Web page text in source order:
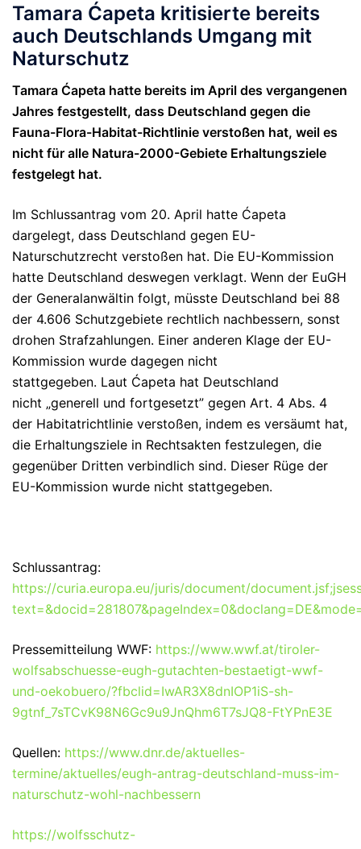
Tamara Ćapeta kritisierte bereits
auch Deutschlands Umgang mit
Naturschutz
Tamara Ćapeta hatte bereits im April des vergangenen
Jahres festgestellt, dass Deutschland gegen die
Fauna-Flora-Habitat-Richtlinie verstoßen hat, weil es
nicht für alle Natura-2000-Gebiete Erhaltungsziele
festgelegt hat.
Im Schlussantrag vom 20. April hatte Ćapeta
dargelegt, dass Deutschland gegen EU-
Naturschutzrecht verstoßen hat. Die EU-Kommission
hatte Deutschland deswegen verklagt. Wenn der EuGH
der Generalanwältin folgt, müsste Deutschland bei 88
der 4.606 Schutzgebiete rechtlich nachbessern, sonst
drohen Strafzahlungen. Einer anderen Klage der EU-
Kommission wurde dagegen nicht
stattgegeben. Laut Ćapeta hat Deutschland
nicht „generell und fortgesetzt” gegen Art. 4 Abs. 4
der Habitatrichtlinie verstoßen, indem es versäumt hat,
die Erhaltungsziele in Rechtsakten festzulegen, die
gegenüber Dritten verbindlich sind. Dieser Rüge der
EU-Kommission wurde nicht stattgegeben.
Schlussantrag:
https://curia.europa.eu/juris/document/
Pressemitteilung WWF: https://www.wwf.at/tiroler-
wolfsabschuesse-eugh-gutachten-bestaetigt-wwf-
und-oekobuero/?fbclid=IwAR3X8dnIOP1iS-sh-
9gtnf_7sTCvK98N6Gc9u9JnQhm6T7sJQ8-FtYPnE3E
Quellen: https://www.dnr.de/aktuelles-
termine/aktuelles/eugh-antrag-deutschland-muss-im-
naturschutz-wohl-nachbessern
https://wolfsschutz-